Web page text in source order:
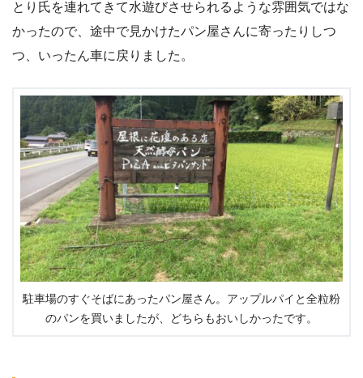
とり氏を連れてきて水遊びさせられるような雰囲気ではな
かったので、途中で見かけたパン屋さんに寄ったりしつ
つ、いったん車に戻りました。
駐車場のすぐそばにあったパン屋さん。アップルパイと全粒粉
のパンを買いましたが、どちらもおいしかったです。